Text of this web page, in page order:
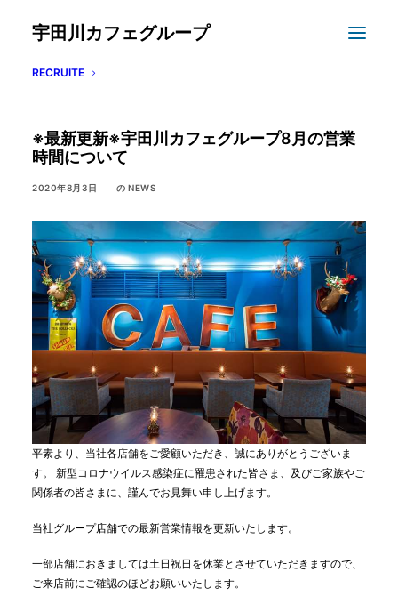
宇田川カフェグループ
RECRUITE
※最新更新※宇田川カフェグループ8月の営業
時間について
2020年8月3日 の NEWS
平素より、当社各店舗をご愛顧いただき、誠にありがとうございま
す。 新型コロナウイルス感染症に罹患された皆さま、及びご家族やご
関係者の皆さまに、謹んでお見舞い申し上げます。
当社グループ店舗での最新営業情報を更新いたします。
一部店舗におきましては土日祝日を休業とさせていただきますので、
ご来店前にご確認のほどお願いいたします。